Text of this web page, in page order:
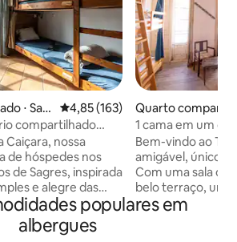
⋅ Sag
4,85 de uma avaliação média de
4,85 (163)
compartilhado
Aldeia Caiçara
Caiçara, nossa
de hóspedes nos
de Sagres, inspirada
e alegre das
costeiras do Brasil
à beira-mar,
com a natureza e
Quarto
o
1 cama em um
Bem-vindo ao Tilia
amigável, único e
Com uma sala
belo terraço,
abastecida e
populares em
albergues